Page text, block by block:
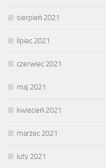
sierpień 2021
lipiec 2021
czerwiec 2021
maj 2021
kwiecień 2021
marzec 2021
luty 2021